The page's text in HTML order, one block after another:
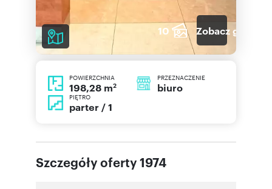
10 Zobacz galerię
POWIERZCHNIA
198,28 m2
PRZEZNACZENIE
biuro
PIĘTRO
parter / 1
Szczegóły oferty 1974